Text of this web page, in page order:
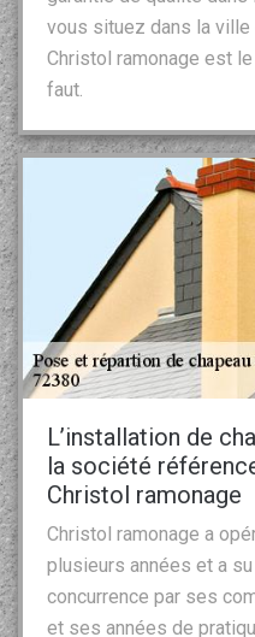
vous situez dans la ville
Christol ramonage est
faut.
L’installation de
la société
Christol ramonage
Christol ramonage a
plusieurs années et a
concurrence par ses
et ses années de